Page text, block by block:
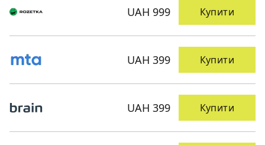
UAH 999
Купити
UAH 399 Купити
UAH 399 Купити